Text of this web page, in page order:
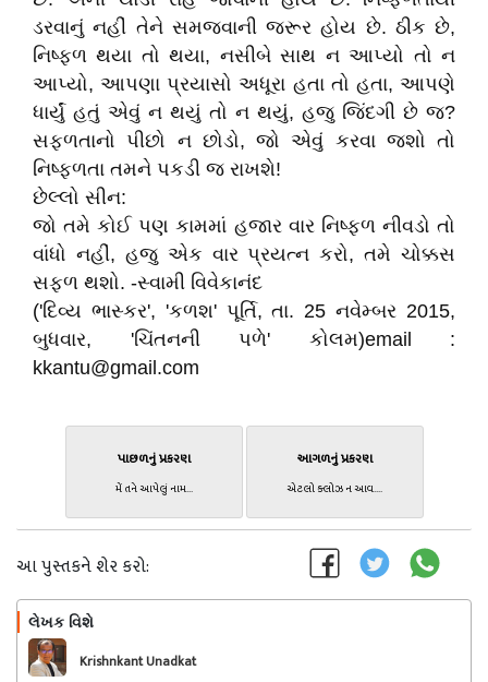
ડરવાનું નહીં તેને સમજવાની જરૂર હોય છે. ઠીક છે,
નિષ્ફળ થયા તો થયા, નસીબે સાથ ન આપ્યો તો ન
આપ્યો, આપણા પ્રયાસો અધૂરા હતા તો હતા, આપણે
ધાર્યું હતું એવું ન થયું તો ન થયું, હજુ જિંદગી છે જ?
સફળતાનો પીછો ન છોડો, જો એવું કરવા જશો તો
નિષ્ફળતા તમને પકડી જ રાખશે!
છેલ્લો સીન:
જો તમે કોઈ પણ કામમાં હજાર વાર નિષ્ફળ નીવડો તો
વાંધો નહીં, હજુ એક વાર પ્રયત્ન કરો, તમે ચોક્કસ
સફળ થશો. -સ્વામી વિવેકાનંદ
('દિવ્ય ભાસ્કર', 'કળશ' પૂર્તિ, તા. 25 નવેમ્બર 2015,
બુધવાર, 'ચિંતનની પળે' કોલમ)email :
kkantu@gmail.com
પાછળનું પ્રકરણ
મેં તને આપેલું નામ...
આગળનું પ્રકરણ
એટલો ક્લોઝ ન આવ....
આ પુસ્તકને શેર કરો:
લેખક વિશે
Krishnkant Unadkat